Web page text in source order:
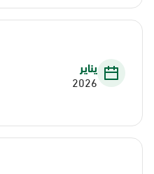
يناير
2026